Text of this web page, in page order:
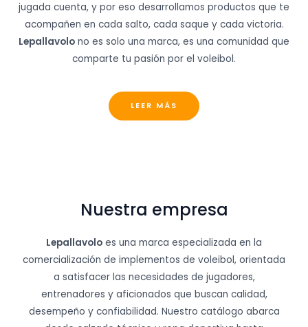
jugada cuenta, y por eso desarrollamos productos que te
acompañen en cada salto, cada saque y cada victoria.
Lepallavolo no es solo una marca, es una comunidad que
comparte tu pasión por el voleibol.
LEER MÁS
Nuestra empresa
Lepallavolo es una marca especializada en la
comercialización de implementos de voleibol, orientada
a satisfacer las necesidades de jugadores,
entrenadores y aficionados que buscan calidad,
desempeño y confiabilidad. Nuestro catálogo abarca